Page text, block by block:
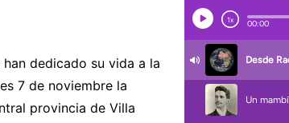
dedicado su vida a la
7 de noviembre la
provincia de Villa